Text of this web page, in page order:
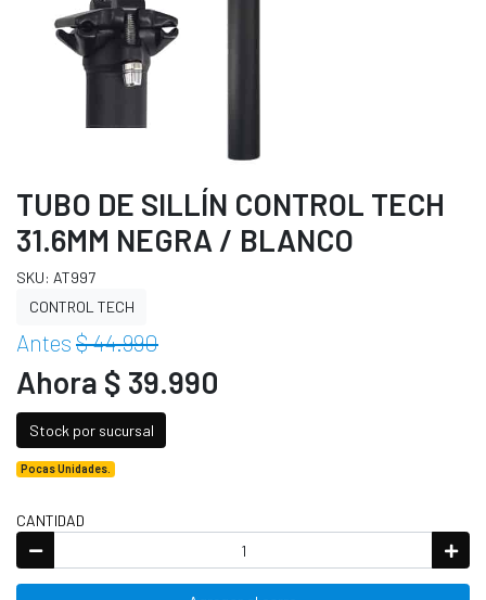
TUBO DE SILLÍN CONTROL TECH
31.6MM NEGRA / BLANCO
SKU: AT997
CONTROL TECH
Antes $ 44.990
Ahora $ 39.990
Stock por sucursal
Pocas Unidades.
CANTIDAD